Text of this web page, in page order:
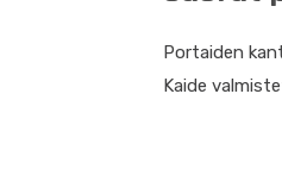
Portaiden
Kaide